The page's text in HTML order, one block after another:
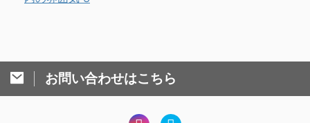
お問い合わせはこちら